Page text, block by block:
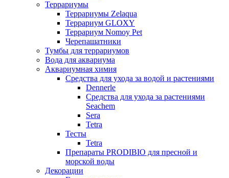
Террариумы
Террариумы Zelaqua
Террариум GLOXY
Террариум Nomoy Pet
Черепашатники
Тумбы для террариумов
Вода для аквариума
Аквариумная химия
Средства для ухода за водой и растениями
Dennerle
Средства для ухода за растениями
Seachem
Sera
Tetra
Тесты
Tetra
Препараты PRODIBIO для пресной и
морской воды
Декорации